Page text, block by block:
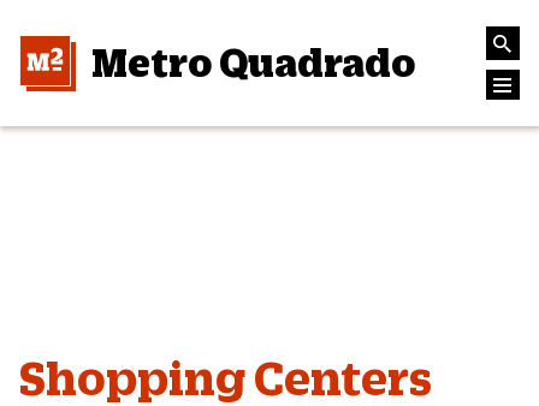
Metro Quadrado
Shopping Centers